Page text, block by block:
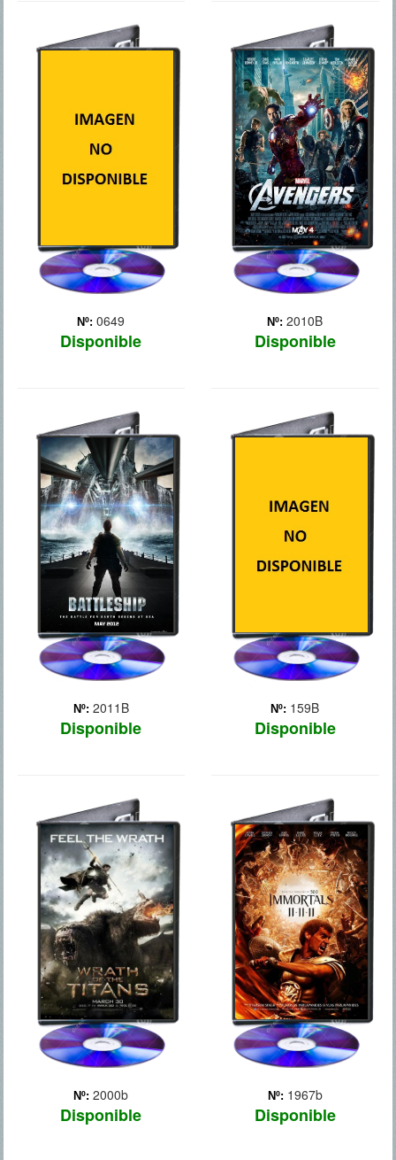
Nº: 0649
Disponible
Nº: 2010B
Disponible
LOS
VENGADORES
Nº: 2011B
Disponible
BATTLESHIP
Nº: 159B
Disponible
Nº: 2000b
Disponible
IRA DE
TITANES
Nº: 1967b
Disponible
INMORTALES